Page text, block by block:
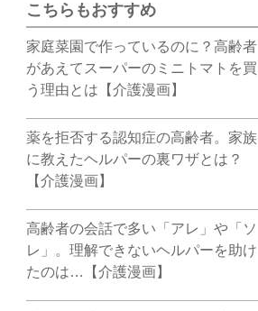
こちらもおすすめ
家庭菜園で作っているのに？高齢者
があえてスーパーのミニトマトを買
う理由とは【介護漫画】
薬を拒否する認知症の高齢者。家族
に教えたヘルパーの裏ワザとは？
【介護漫画】
高齢者の会話で多い「アレ」や「ソ
レ」。理解できないヘルパーを助け
たのは…【介護漫画】